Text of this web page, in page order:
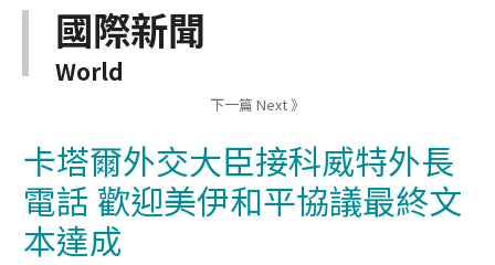
國際新聞
World
下一篇 Next 》
卡塔爾外交大臣接科威特外長
電話 歡迎美伊和平協議最終文
本達成